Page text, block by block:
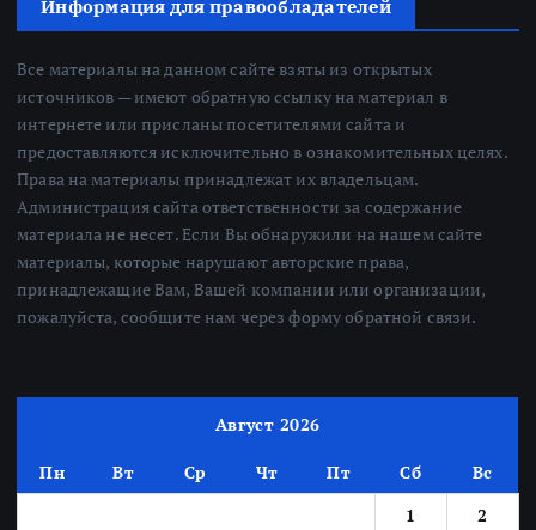
Информация для правообладателей
Все материалы на данном сайте взяты из открытых
источников — имеют обратную ссылку на материал в
интернете или присланы посетителями сайта и
предоставляются исключительно в ознакомительных целях.
Права на материалы принадлежат их владельцам.
Администрация сайта ответственности за содержание
материала не несет. Если Вы обнаружили на нашем сайте
материалы, которые нарушают авторские права,
принадлежащие Вам, Вашей компании или организации,
пожалуйста, сообщите нам через форму обратной связи.
Август 2026
Пн Вт Ср Чт Пт Сб
Вс
1
2